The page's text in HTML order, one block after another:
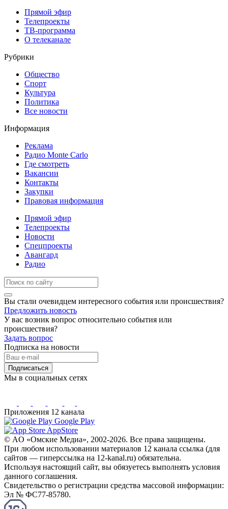
Прямой эфир
Телепроекты
ТВ-программа
О телеканале
Рубрики
Общество
Спорт
Культура
Политика
Все новости
Информация
Реклама
Радио Monte Carlo
Где смотреть
Вакансии
Контакты
Закупки
Правовая информация
Прямой эфир
Телепроекты
Новости
Спецпроекты
Авангард
Радио
Вы стали очевидцем интересного события или происшествия?
Предложить новость
У вас возник вопрос относительно события или
происшествия?
Задать вопрос
Подписка на новости
Подписаться
Мы в социальных сетях
Приложения 12 канала
Google Play
AppStore
© AO «Омские Медиа», 2002-2026. Все права защищены.
При любом использовании материалов 12 канала ссылка (для
сайтов — гиперссылка на 12-kanal.ru) обязательна.
Используя настоящий сайт, вы обязуетесь выполнять условия
данного соглашения.
Свидетельство о регистрации средства массовой информации:
Эл № ФС77-85780.